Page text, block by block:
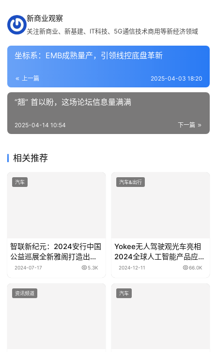
新商业观察
关注新商业、新基建、IT科技、5G通信技术商用等新经济领域
坐标系：EMB成熟量产，引领线控底盘革新
上一篇 2025-04-03 18:20
“翘” 首以盼，这场论坛信息量满满
下一篇
2025-04-14 10:54
相关推荐
汽车
智联新纪元：2024安行中国
公益巡展全新雅阁打造出行
新生态
2024-07-17 5.3K
汽车&出行
Yokee无人驾驶观光车亮相
2024全球人工智能产品应用
博览会-苏州
2024-12-11 66.0K
资讯频道 汽车